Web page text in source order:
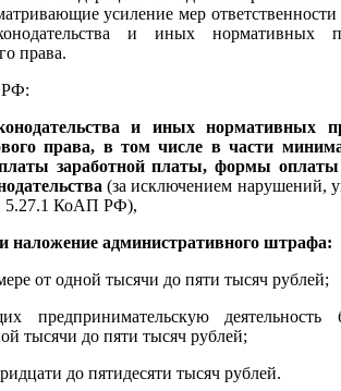
усиление мер ответственности
и иных нормативных
права.
РФ:
и иных нормативных
права, в том числе в части
заработной платы, формы оплаты
(за исключением нарушений,
5.27.1 КоАП РФ),
наложение административного штрафа:
от одной тысячи до пяти тысяч рублей;
деятельность
тысячи до пяти тысяч рублей;
до пятидесяти тысяч рублей.